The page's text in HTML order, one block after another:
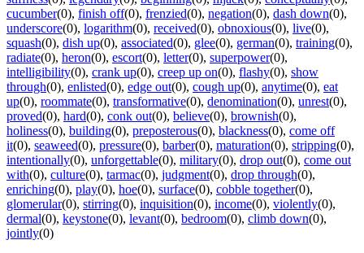
cucumber(0), finish off(0), frenzied(0), negation(0), dash down(0),
underscore(0), logarithm(0), received(0), obnoxious(0), live(0),
squash(0), dish up(0), associated(0), glee(0), german(0), training(0),
radiate(0), heron(0), escort(0), letter(0), superpower(0),
intelligibility(0), crank up(0), creep up on(0), flashy(0), show
through(0), enlisted(0), edge out(0), cough up(0), anytime(0), eat
up(0), roommate(0), transformative(0), denomination(0), unrest(0),
proved(0), hard(0), conk out(0), believe(0), brownish(0),
holiness(0), building(0), preposterous(0), blackness(0), come off
it(0), seaweed(0), pressure(0), barber(0), maturation(0), stripping(0),
intentionally(0), unforgettable(0), military(0), drop out(0), come out
with(0), culture(0), tarmac(0), judgment(0), drop through(0),
enriching(0), play(0), hoe(0), surface(0), cobble together(0),
glomerular(0), stirring(0), inquisition(0), income(0), violently(0),
dermal(0), keystone(0), levant(0), bedroom(0), climb down(0),
jointly(0)